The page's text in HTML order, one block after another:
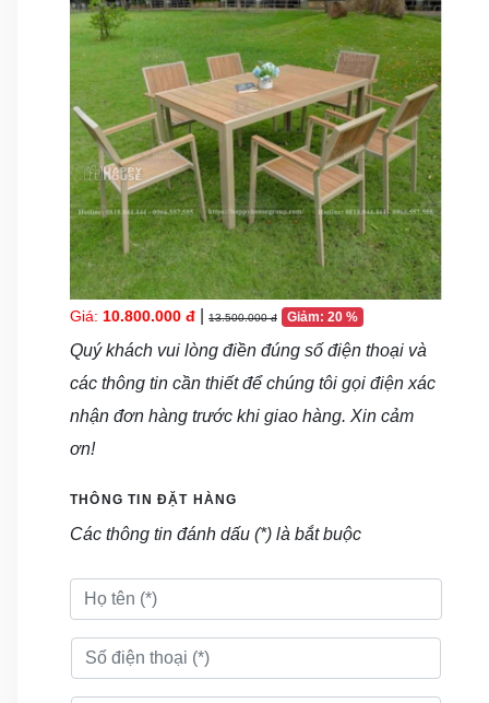
Giá: 10.800.000 đ 13.500.000 đ Giảm: 20 %
Quý khách vui lòng điền đúng số điện thoại và
các thông tin cần thiết để chúng tôi gọi điện xác
nhận đơn hàng trước khi giao hàng. Xin cảm
ơn!
THÔNG TIN ĐẶT HÀNG
Các thông tin đánh dấu (*) là bắt buộc